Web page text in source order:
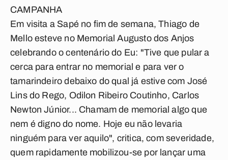
CAMPANHA
Em visita a Sapé no fim de semana, Thiago de
Mello esteve no Memorial Augusto dos Anjos
celebrando o centenário do Eu: "Tive que pular a
cerca para entrar no memorial e para ver o
tamarindeiro debaixo do qual já estive com José
Lins do Rego, Odilon Ribeiro Coutinho, Carlos
Newton Júnior... Chamam de memorial algo que
nem é digno do nome. Hoje eu não levaria
ninguém para ver aquilo", critica, com severidade,
quem rapidamente mobilizou-se por lançar uma